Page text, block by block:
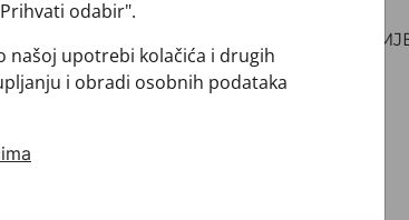
+ POVRATI I
odabir".
našoj upotrebi kolačića i drugih
i obradi osobnih podataka